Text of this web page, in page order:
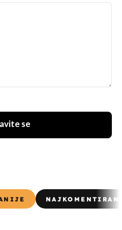
se